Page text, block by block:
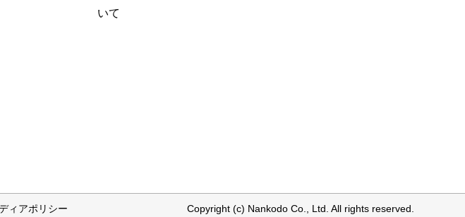
いて
ィアポリシー Copyright (c) Nankodo Co., Ltd. All rights reserved.